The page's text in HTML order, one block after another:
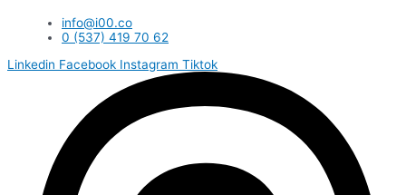
info@i00.co
0 (537) 419 70 62
Linkedin Facebook Instagram Tiktok